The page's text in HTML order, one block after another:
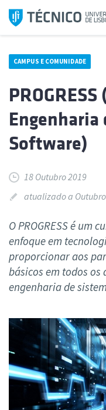
Saltar
para
CAMPUS E COMUNIDADE
Engenharia
Software)
18 Outubro 2019
atualizado a
O PROGRESS é um
enfoque em
proporcionar aos
básicos em todos
engenharia de